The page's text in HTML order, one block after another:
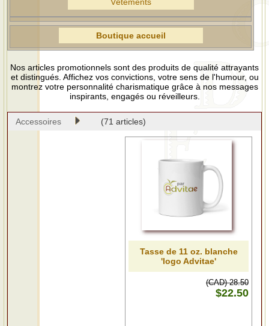
Boutique accueil
Nos articles promotionnels sont des produits de qualité attrayants
et distingués. Affichez vos convictions, votre sens de l'humour, ou
montrez votre personnalité charismatique grâce à nos messages
inspirants, engagés ou réveilleurs.
Accessoires (71 articles)
Tasse de 11 oz. blanche
'logo Advitae'
(CAD) 28.50
$22.50